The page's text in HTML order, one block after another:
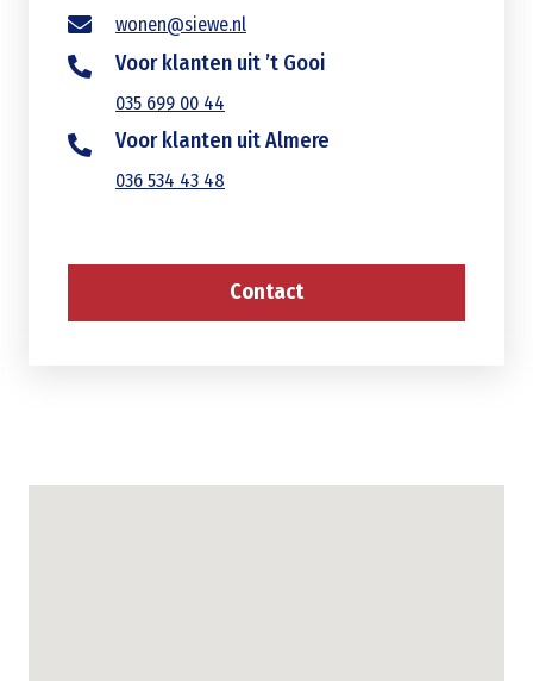
wonen@siewe.nl
Voor klanten uit ’t Gooi
035 699 00 44
Voor klanten uit Almere
036 534 43 48
Contact